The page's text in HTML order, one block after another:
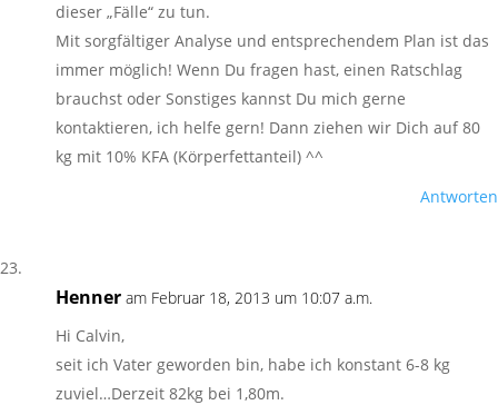
dieser „Fälle“ zu tun.
Mit sorgfältiger Analyse und entsprechendem Plan ist das
immer möglich! Wenn Du fragen hast, einen Ratschlag
brauchst oder Sonstiges kannst Du mich gerne
kontaktieren, ich helfe gern! Dann ziehen wir Dich auf 80
kg mit 10% KFA (Körperfettanteil) ^^
Antworten
Henner am Februar 18, 2013 um 10:07 a.m.
Hi Calvin,
seit ich Vater geworden bin, habe ich konstant 6-8 kg
zuviel…Derzeit 82kg bei 1,80m.